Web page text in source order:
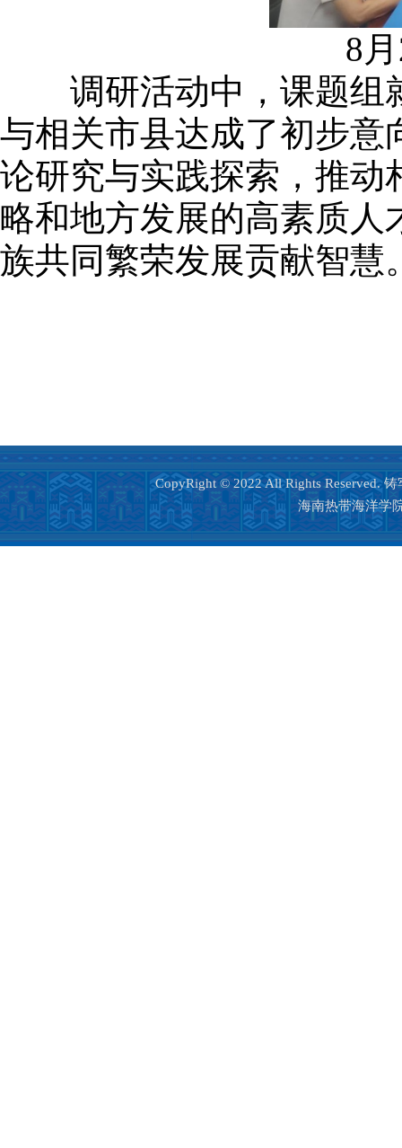
8
调研活动中，课题组
与相关市县达成了初步意
论研究与实践探索，推动
略和地方发展的高素质人
族共同繁荣发展贡献智慧
CopyRight © 2022 All Rights Reserved.
海南热带海洋学